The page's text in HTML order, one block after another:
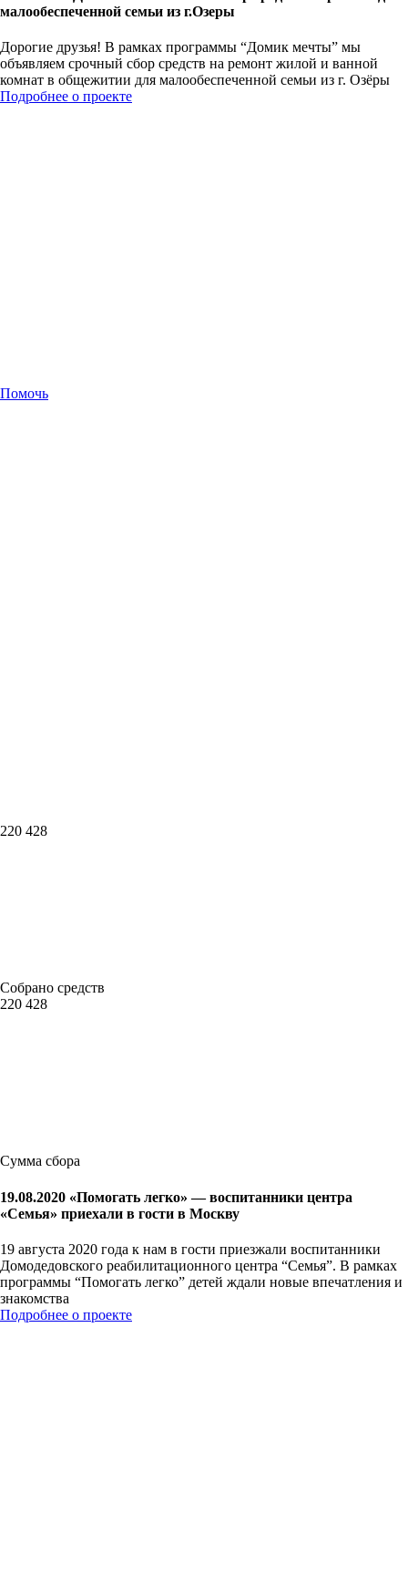
малообеспеченной семьи из г.Озеры
Дорогие друзья! В рамках программы “Домик мечты” мы
объявляем срочный сбор средств на ремонт жилой и ванной
комнат в общежитии для малообеспеченной семьи из г. Озёры
Подробнее о проекте
Помочь
220 428
Собрано средств
220 428
Сумма сбора
19.08.2020 «Помогать легко» — воспитанники центра
«Семья» приехали в гости в Москву
19 августа 2020 года к нам в гости приезжали воспитанники
Домодедовского реабилитационного центра “Семья”. В рамках
программы “Помогать легко” детей ждали новые впечатления и
знакомства
Подробнее о проекте